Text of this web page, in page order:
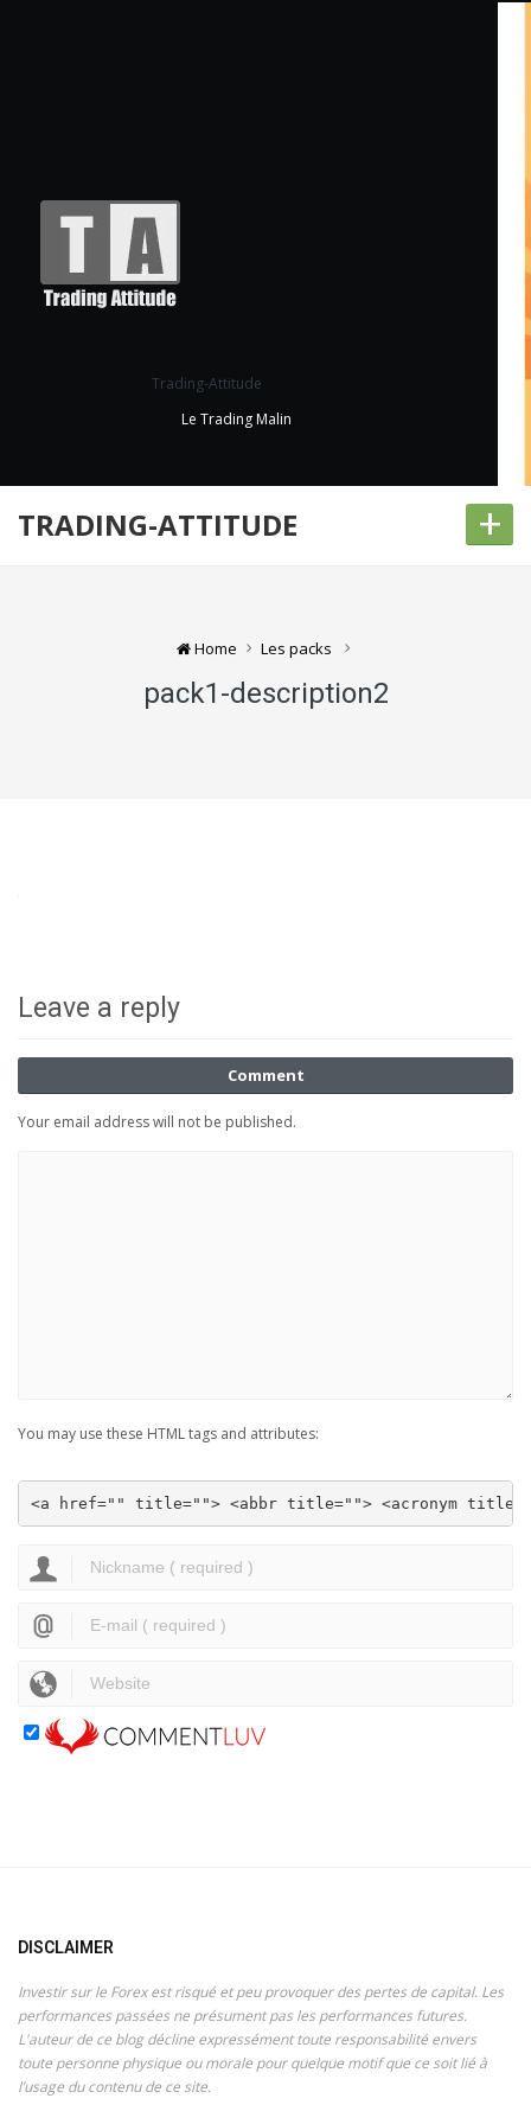
Trading-Attitude
Le Trading Malin
TRADING-ATTITUDE +
Home Les packs
pack1-description2
Leave a reply
Comment
Your email address will not be published.
You may use these HTML tags and attributes:
<a href="" title=""> <abbr title=""> <acronym
DISCLAIMER
Investir sur le Forex est risqué et peu provoquer des pertes de capital. Les
performances passées ne présument pas les performances futures.
L'auteur de ce blog décline expressément toute responsabilité envers
toute personne physique ou morale pour quelque motif que ce soit lié à
l’usage du contenu de ce site.